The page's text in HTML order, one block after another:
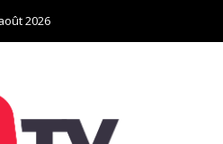
2026